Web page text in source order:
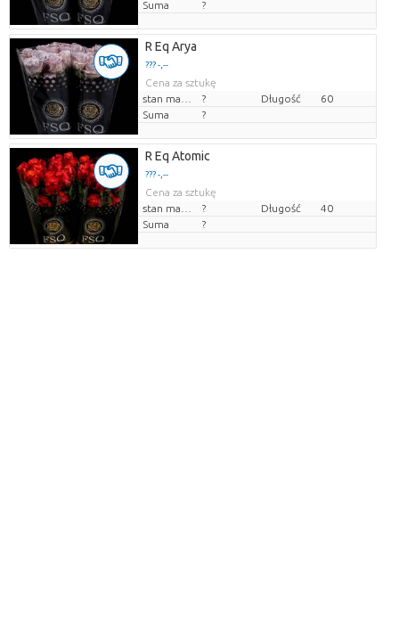
Suma ?
R Eq Arya
??? -,--
Cena za sztukę
? Długość
60
Suma
?
R Eq Atomic
??? -,--
Cena za sztukę
? Długość
40
Suma
?